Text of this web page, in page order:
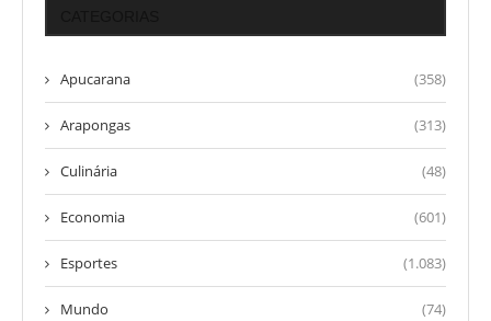
Apucarana (358)
Arapongas (313)
Culinária (48)
Economia (601)
Esportes (1.083)
Mundo (74)